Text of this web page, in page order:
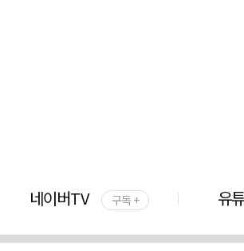
네이버TV 구독 + 유